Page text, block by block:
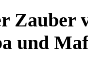
Zauber
und